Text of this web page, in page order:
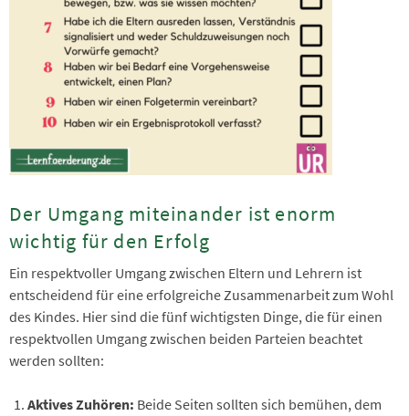
Der Umgang miteinander ist enorm
wichtig für den Erfolg
Ein respektvoller Umgang zwischen Eltern und Lehrern ist
entscheidend für eine erfolgreiche Zusammenarbeit zum Wohl
des Kindes. Hier sind die fünf wichtigsten Dinge, die für einen
respektvollen Umgang zwischen beiden Parteien beachtet
werden sollten:
Aktives Zuhören: Beide Seiten sollten sich bemühen, dem